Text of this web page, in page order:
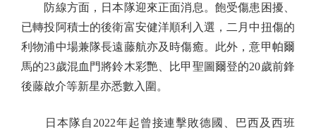
防線方面，日本隊迎來正面消息。飽受傷患困擾、
已轉投阿積士的後衛富安健洋順利入選，二月中扭傷的
利物浦中場兼隊長遠藤航亦及時傷癒。此外，意甲帕爾
馬的23歲混血門將鈴木彩艷、比甲聖圖爾登的20歲前鋒
後藤啟介等新星亦悉數入圍。
日本隊自2022年起曾接連擊敗德國、巴西及西班